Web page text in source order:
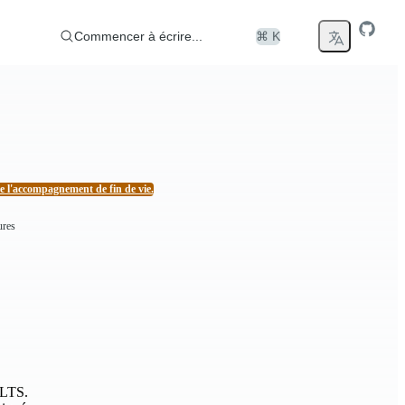
Commencer à écrire... ⌘ K
l'accompagnement de fin de vie.